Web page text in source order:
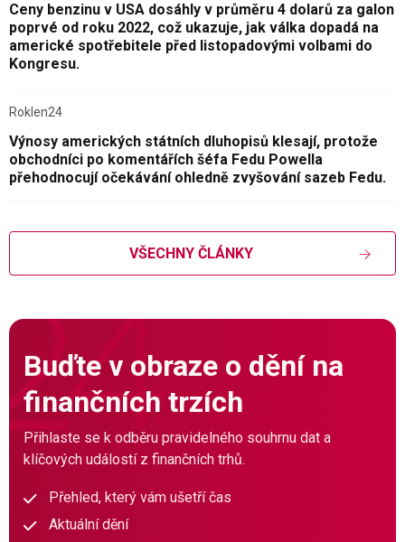
Ceny benzinu v USA dosáhly v průměru 4 dolarů za galon
poprvé od roku 2022, což ukazuje, jak válka dopadá na
americké spotřebitele před listopadovými volbami do
Kongresu.
Roklen24
Výnosy amerických státních dluhopisů klesají, protože
obchodníci po komentářích šéfa Fedu Powella
přehodnocují očekávání ohledně zvyšování sazeb Fedu.
VŠECHNY ČLÁNKY
Buďte v obraze o dění na
finančních trzích
Přihlaste se k odběru pravidelného souhrnu dat a
klíčových událostí z finančních trhů.
Přehled, který vám ušetří čas
Aktuální dění